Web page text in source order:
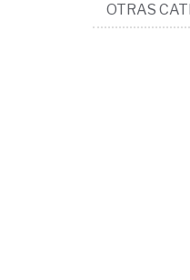
OTRAS